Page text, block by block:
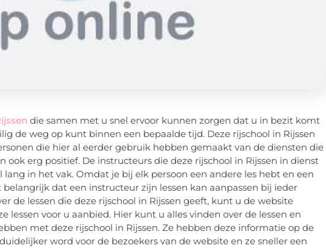
die samen met u snel ervoor kunnen zorgen dat u in bezit komt
de weg op kunt binnen een bepaalde tijd. Deze rijschool in Rijssen
die hier al eerder gebruik hebben gemaakt van de diensten die
ook erg positief. De instructeurs die deze rijschool in Rijssen in dienst
in het vak. Omdat je bij elk persoon een andere les hebt en een
dat een instructeur zijn lessen kan aanpassen bij ieder
de lessen die deze rijschool in Rijssen geeft, kunt u de website
lessen voor u aanbied. Hier kunt u alles vinden over de lessen en
met deze rijschool in Rijssen. Ze hebben deze informatie op de
word voor de bezoekers van de website en ze sneller een